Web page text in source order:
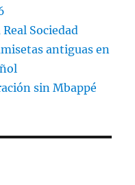
Sociedad
antiguas en
sin Mbappé